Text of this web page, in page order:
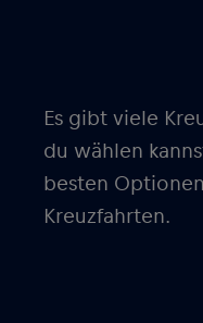
Es gibt viele
du wählen
besten
Kreuzfahrten.